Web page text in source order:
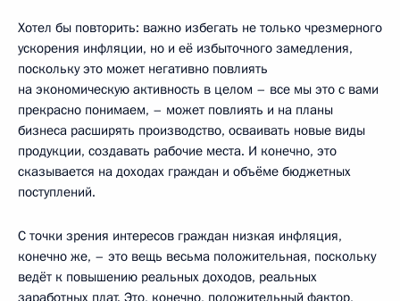
Хотел бы повторить: важно избегать не только чрезмерного
ускорения инфляции, но и её избыточного замедления,
поскольку это может негативно повлиять
на экономическую активность в целом – все мы это с вами
прекрасно понимаем, – может повлиять и на планы
бизнеса расширять производство, осваивать новые виды
продукции, создавать рабочие места. И конечно, это
сказывается на доходах граждан и объёме бюджетных
поступлений.
С точки зрения интересов граждан низкая инфляция,
конечно же, – это вещь весьма положительная, поскольку
ведёт к повышению реальных доходов, реальных
заработных плат. Это, конечно, положительный фактор,